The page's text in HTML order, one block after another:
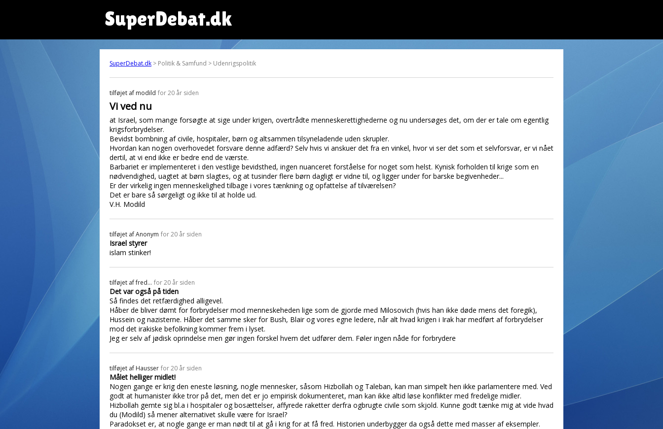
SuperDebat.dk
SuperDebat.dk > Politik & Samfund > Udenrigspolitik
tilføjet af modild for 20 år siden
Vi ved nu
at Israel, som mange forsøgte at sige under krigen, overtrådte menneskerettighederne og nu undersøges det, om der er tale om egentlig
krigsforbrydelser.
Bevidst bombning af civile, hospitaler, børn og altsammen tilsyneladende uden skrupler.
Hvordan kan nogen overhovedet forsvare denne adfærd? Selv hvis vi anskuer det fra en vinkel, hvor vi ser det som et selvforsvar, er vi nået
dertil, at vi end ikke er bedre end de værste.
Barbariet er implementeret i den vestlige bevidsthed, ingen nuanceret forståelse for noget som helst. Kynisk forholden til krige som en
nødvendighed, uagtet at børn slagtes, og at tusinder flere børn dagligt er vidne til, og ligger under for barske begivenheder...
Er der virkelig ingen menneskelighed tilbage i vores tænkning og opfattelse af tilværelsen?
Det er bare så sørgeligt og ikke til at holde ud.
V.H. Modild
tilføjet afAnonym for 20 år siden
Israel styrer
islam stinker!
tilføjet affred... for 20 år siden
Det var også på tiden
Så findes det retfærdighed alligevel.
Håber de bliver dømt for forbrydelser mod menneskeheden lige som de gjorde med Milosovich (hvis han ikke døde mens det foregik),
Hussein og nazisterne. Håber det samme sker for Bush, Blair og vores egne ledere, når alt hvad krigen i Irak har medført af forbrydelser
mod det irakiske befolkning kommer frem i lyset.
Jeg er selv af jødisk oprindelse men gør ingen forskel hvem det udfører dem. Føler ingen nåde for forbrydere
tilføjet af Hausser for 20 år siden
Målet helliger midlet!
Nogen gange er krig den eneste løsning, nogle mennesker, såsom Hizbollah og Taleban, kan man simpelt hen ikke parlamentere med. Ved
godt at humanister ikke tror på det, men det er jo empirisk dokumenteret, man kan ikke altid løse konflikter med fredelige midler.
Hizbollah gemte sig bl.a i hospitaler og bosættelser, affyrede raketter derfra ogbrugte civile som skjold. Kunne godt tænke mig at vide hvad
du (Modild) så mener alternativet skulle være for Israel?
Paradokset er, at nogle gange er man nødt til at gå i krig for at få fred. Historien underbygger da også dette med masser af eksempler.